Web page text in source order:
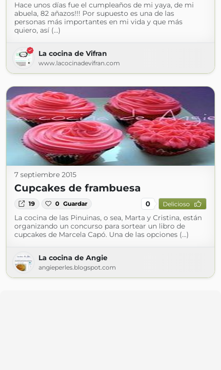
Hace unos días fue el cumpleaños de mi yaya, de mi
abuela, 82 añazos!!! Por supuesto es una de las
personas más importantes en mi vida y que más
quiero, así (...)
La cocina de Vifran
www.lacocinadevifran.com
7 septiembre 2015
Cupcakes de frambuesa
19 0 Guardar 0 Delicioso
La cocina de las Pinuinas, o sea, Marta y Cristina, están
organizando un concurso para sortear un libro de
cupcakes de Marcela Capó. Una de las opciones (...)
La cocina de Angie
angieperles.blogspot.com